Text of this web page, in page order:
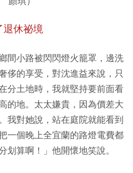
休祕境
間小路被閃閃燈火籠罩，邊洗
侈的享受，對沈進益來說，只
分土地時，我就堅持要前面看
的地。太太嫌貴，因為價差大
我對她說，站在庭院就能看到
一個晚上全宜蘭的路燈電費都
划算啊！」他開懷地笑說。